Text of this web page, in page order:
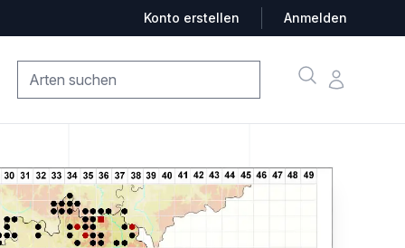
Konto erstellen Anmelden
SucheKonto